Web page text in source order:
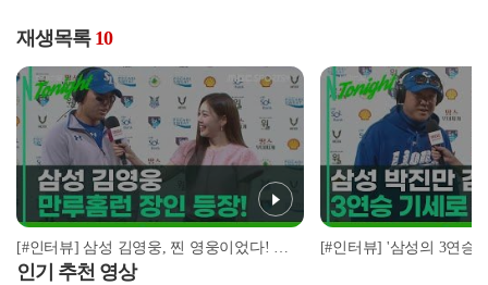
재생목록 10
[#인터뷰] 삼성 김영웅, 찐 영웅이었다! 통산 두 번째 만루홈런 폭발 I #베이스볼투나잇 2025.03.25
인기 추천 영상